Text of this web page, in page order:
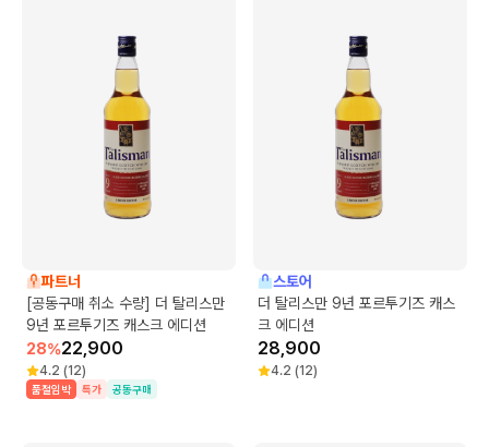
파트너
[공동구매 취소 수량] 더 탈리스만
9년 포르투기즈 캐스크 에디션
28%22,900
4.2 (12)
품절임박 특가 공동구매
스토어
더 탈리스만 9년 포르투기즈 캐스
크 에디션
28,900
4.2 (12)